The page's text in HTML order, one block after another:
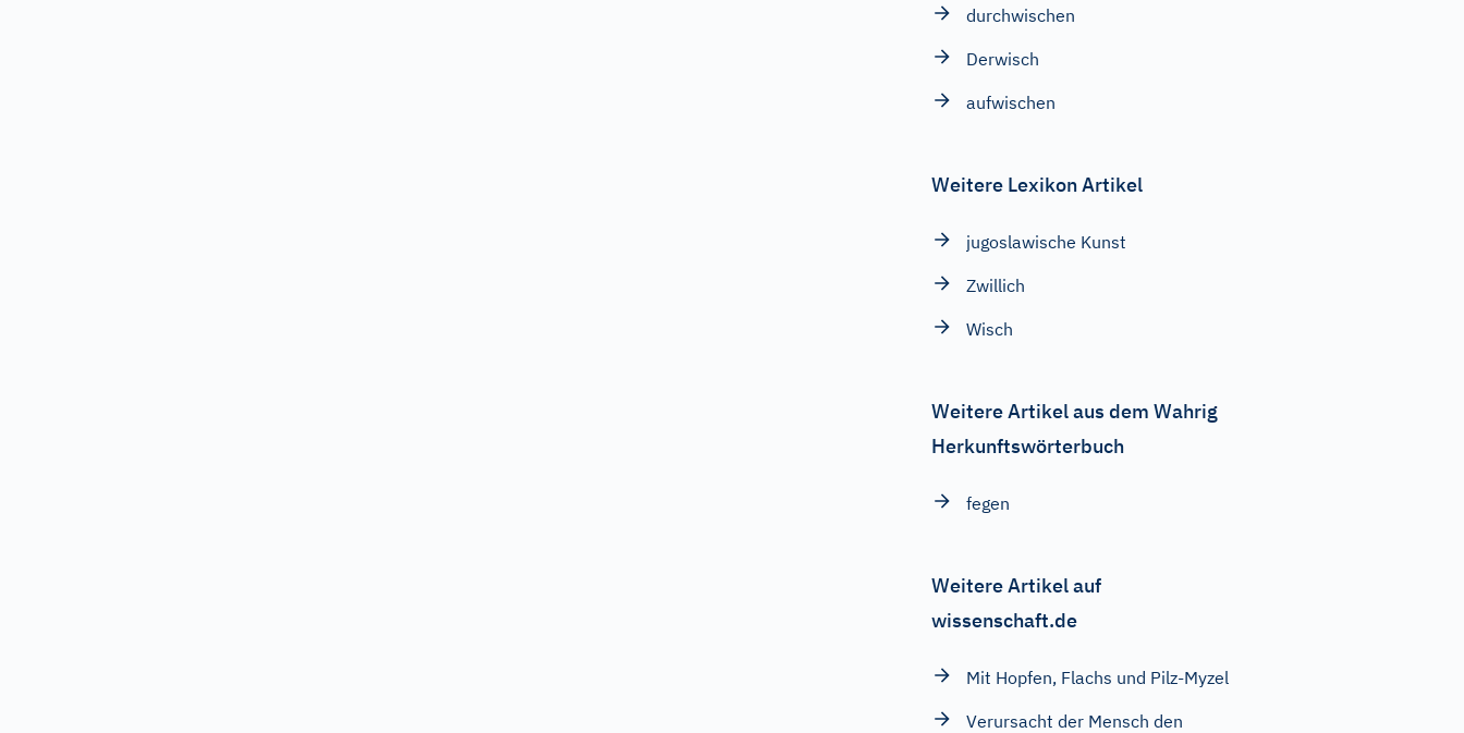
durchwischen
Derwisch
aufwischen
Weitere Lexikon Artikel
jugoslawische Kunst
Zwillich
Wisch
Weitere Artikel aus dem Wahrig
Herkunftswörterbuch
fegen
Weitere Artikel auf
wissenschaft.de
Mit Hopfen, Flachs und Pilz-Myzel
Verursacht der Mensch den